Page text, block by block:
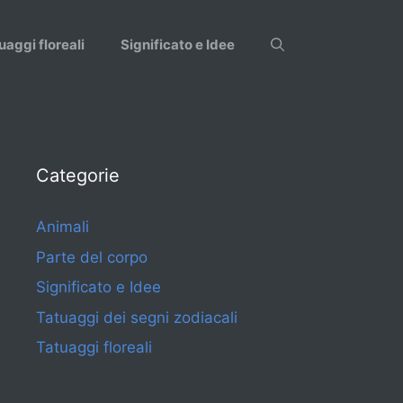
floreali Significato e Idee
Categorie
Animali
Parte del corpo
Significato e Idee
Tatuaggi dei segni zodiacali
Tatuaggi floreali